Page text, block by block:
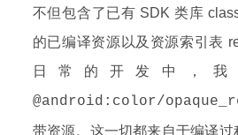
不但包含了已有 SDK 类库
的已编译资源以及资源索引表
日常的开发中，
@android:color/
带资源。这一切都来自于编译